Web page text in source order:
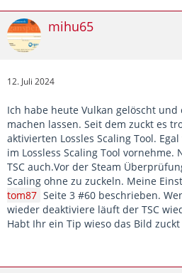
mihu65
12. Juli 2024
Ich habe heute Vulkan gelöscht
machen lassen. Seit dem zuckt es
aktivierten Lossles Scaling Tool.
im Lossless Scaling Tool vornehme.
TSC auch.Vor der Steam
Scaling ohne zu zuckeln. Meine
tom87 Seite 3 #60 beschrieben.
wieder deaktiviere läuft der TSC
Habt Ihr ein Tip wieso das Bild